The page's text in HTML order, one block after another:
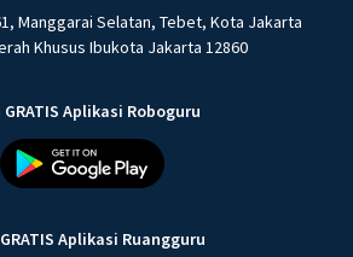
Manggarai Selatan, Tebet, Kota Jakarta
Khusus Ibukota Jakarta 12860
GRATIS Aplikasi Roboguru
Aplikasi Ruangguru